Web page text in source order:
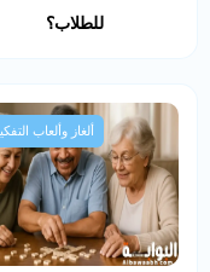
للطلاب؟
ألغاز وألعاب